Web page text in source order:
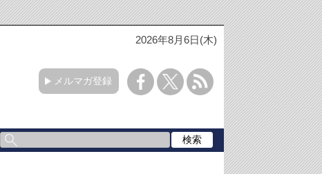
2026年8月6日(木)
メルマガ登録